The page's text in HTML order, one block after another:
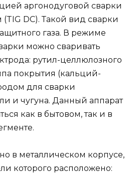
аргонодуговой сварки
DC). Такой вид сварки
газа. В режиме
можно сваривать
рутил-целлюлозного
покрытия (кальций-
для сварки
и чугуна. Данный аппарат
как в бытовом, так и в
в металлическом корпусе,
которого расположено: